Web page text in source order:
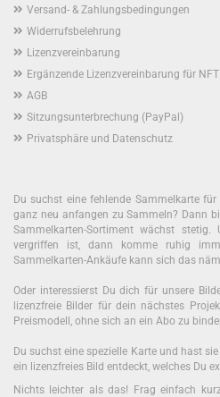
Versand- & Zahlungsbedingungen
Widerrufsbelehrung
Lizenzvereinbarung
Ergänzende Lizenzvereinbarung für NFT
AGB
Sitzungsunterbrechung (PayPal)
Privatsphäre und Datenschutz
Du suchst eine fehlende Sammelkarte
ganz neu anfangen zu Sammeln? Dann
Sammelkarten-Sortiment wächst
vergriffen ist, dann komme ruhig
Sammelkarten-Ankäufe kann sich das
Oder interessierst Du dich für unsere
lizenzfreie Bilder für dein nächstes
Preismodell, ohne sich an ein Abo zu
Du suchst eine spezielle Karte und hast
ein lizenzfreies Bild entdeckt, welches Du
Nichts leichter als das! Frag einfach